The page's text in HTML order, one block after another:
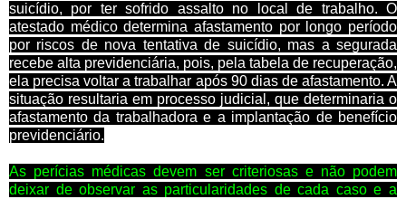
suicídio, por ter sofrido assalto no local de trabalho. O
atestado médico determina afastamento por longo período
por riscos de nova tentativa de suicídio, mas a segurada
recebe alta previdenciária, pois, pela tabela de recuperação,
ela precisa voltar a trabalhar após 90 dias de afastamento. A
situação resultaria em processo judicial, que determinaria o
afastamento da trabalhadora e a implantação de benefício
previdenciário.
As perícias médicas devem ser criteriosas e não podem
deixar de observar as particularidades de cada caso e a